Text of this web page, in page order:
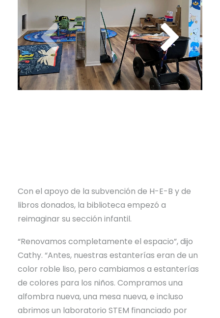
Con el apoyo de la subvención de H-E-B y de
libros donados, la biblioteca empezó a
reimaginar su sección infantil.
“Renovamos completamente el espacio”, dijo
Cathy. “Antes, nuestras estanterías eran de un
color roble liso, pero cambiamos a estanterías
de colores para los niños. Compramos una
alfombra nueva, una mesa nueva, e incluso
abrimos un laboratorio STEM financiado por